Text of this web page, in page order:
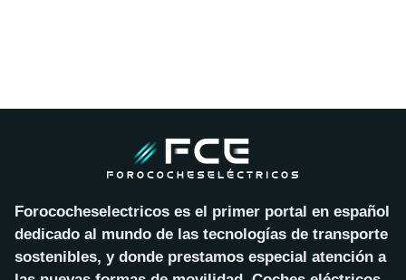
Forococheselectricos es el primer portal en español
dedicado al mundo de las tecnologías de transporte
sostenibles, y donde prestamos especial atención a